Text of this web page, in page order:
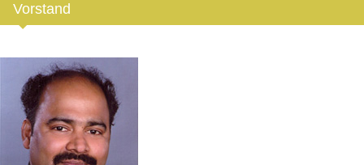
Vorstand